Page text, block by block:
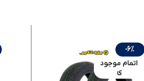
-6%
اتمام موجود
ی